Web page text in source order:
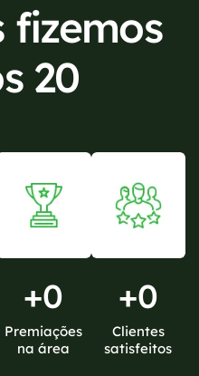
fizemos
20
+0
Premiações
na área
+0
Clientes
satisfeitos